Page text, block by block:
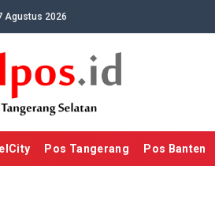
Agustus 2026
Pos Tangerang Pos Banten